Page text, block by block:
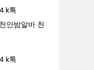
k톡
안밤알바 천
k톡